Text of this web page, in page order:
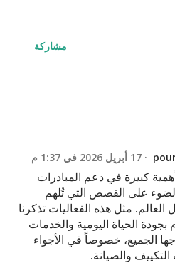
مشاركة
17 أبريل 2026 في 1:37 م
كبيرة في دعم المبادرات
على القصص التي تُلهم
العالم. مثل هذه الفعاليات تذكرنا
بجودة الحياة اليومية والخدمات
الجميع، خصوصاً في الأجواء
والصيانة.